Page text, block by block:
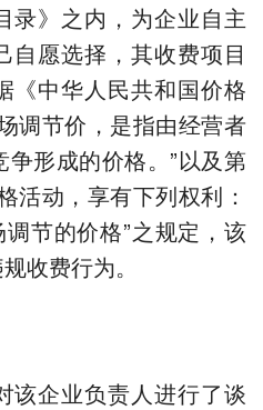
录》之内，为企业自主
自愿选择，其收费项目
《中华人民共和国价格
调节价，是指由经营者
形成的价格。”以及第
活动，享有下列权利：
节的价格”之规定，该
收费行为。
该企业负责人进行了谈